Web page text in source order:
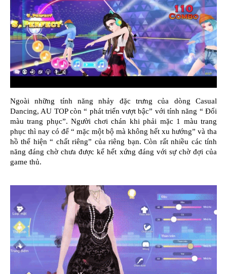
Ngoài những tính năng nhảy đặc trưng của dòng Casual
Dancing, AU TOP còn “ phát triển vượt bậc” với tính năng “ Đổi
màu trang phục”. Người chơi chán khi phải mặc 1 màu trang
phục thì nay có để “ mặc một bộ mà không hết xu hướng” và tha
hồ thể hiện “ chất riêng” của riêng bạn. Còn rất nhiều các tính
năng đáng chờ chưa được kể hết xứng đáng với sự chờ đợi của
game thủ.